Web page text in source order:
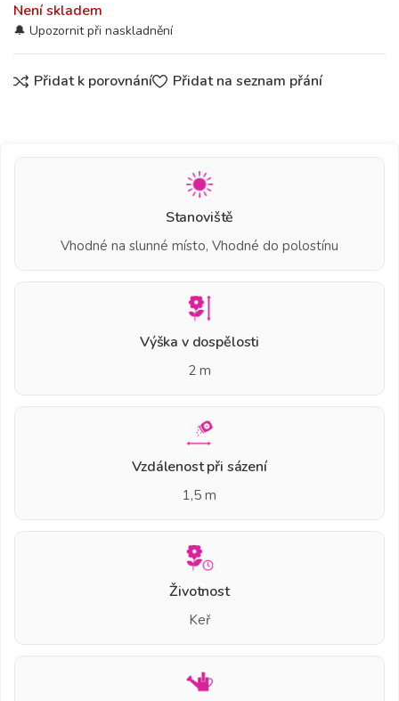
Není skladem
Přidat k porovnání Přidat na seznam přání
Stanoviště
Vhodné na slunné místo, Vhodné do polostínu
Výška v dospělosti
2 m
Vzdálenost při sázení
1,5 m
Životnost
Keř